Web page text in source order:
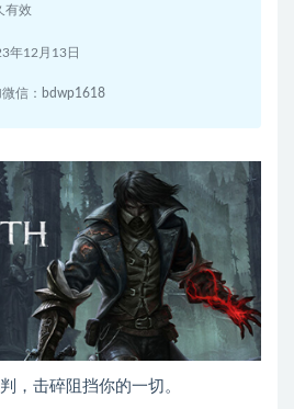
有效
年12月13日
微信：bdwp1618
，击碎阻挡你的一切。